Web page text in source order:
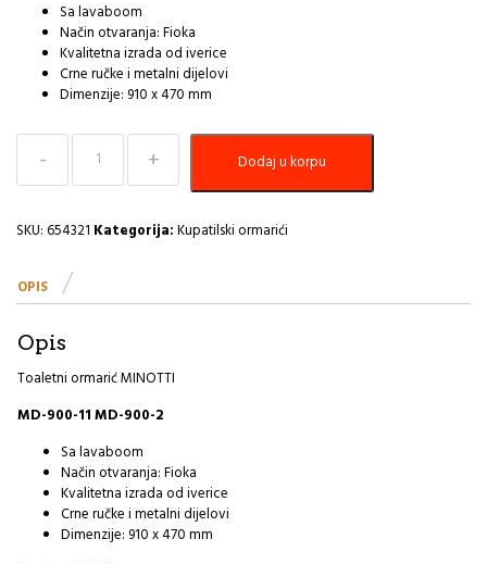
Sa lavaboom
Način otvaranja: Fioka
Kvalitetna izrada od iverice
Crne ručke i metalni dijelovi
Dimenzije: 910 x 470 mm
Kupatilski
ormarić
(MD-
1)
količina
Dodaj u korpu
SKU:654321 Kategorija:Kupatilski ormarići
OPIS
Opis
Toaletni ormarić MINOTTI
MD-900-11 MD-900-2
Sa lavaboom
Način otvaranja: Fioka
Kvalitetna izrada od iverice
Crne ručke i metalni dijelovi
Dimenzije: 910 x 470 mm